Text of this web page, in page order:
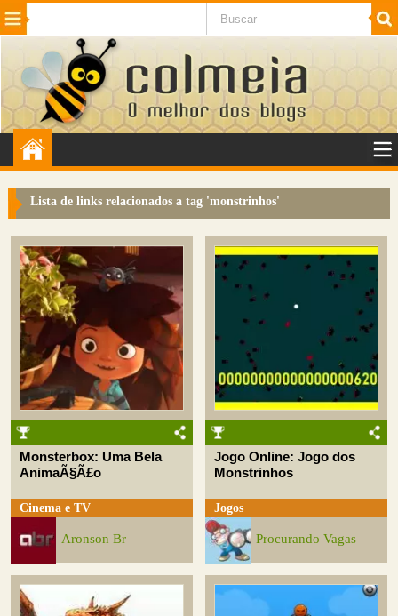
Beleza Cinema e TV
Internet Jogos NotÃ­cias SaÃºde
VeÃ­culos Adulto
Sugerir Link
Colmeia Exchange
Perguntas Frequentes
Sobre
Contato
Lista de links relacionados a tag 'monstrinhos'
Monsterbox: Uma Bela
AnimaÃ§Ã£o
Cinema e TV
Aronson Br
Jogo Online: Jogo dos
Monstrinhos
Jogos
Procurando Vagas